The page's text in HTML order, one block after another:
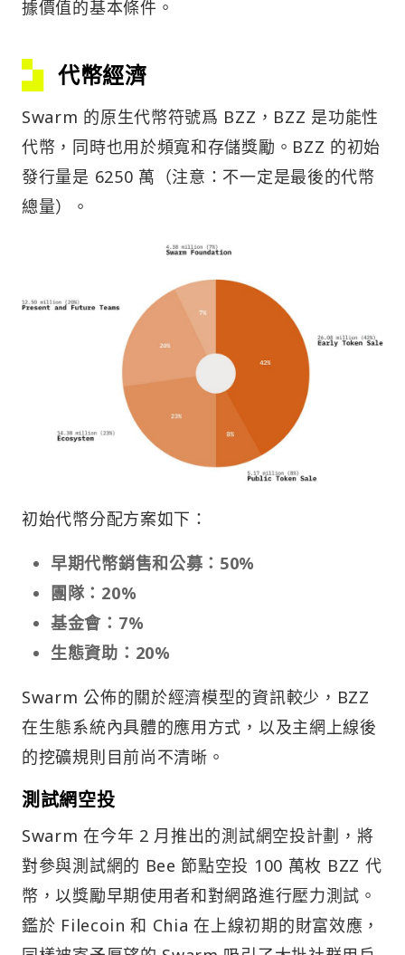
據價值的基本條件。
代幣經濟
Swarm 的原生代幣符號爲 BZZ，BZZ 是功能性
代幣，同時也用於頻寬和存儲獎勵。BZZ 的初始
發行量是 6250 萬（注意：不一定是最後的代幣
總量）。
初始代幣分配方案如下：
早期代幣銷售和公募：50%
團隊：20%
基金會：7%
生態資助：20%
Swarm 公佈的關於經濟模型的資訊較少，BZZ
在生態系統內具體的應用方式，以及主網上線後
的挖礦規則目前尚不清晰。
測試網空投
Swarm 在今年 2 月推出的測試網空投計劃，將
對參與測試網的 Bee 節點空投 100 萬枚 BZZ 代
幣，以獎勵早期使用者和對網路進行壓力測試。
鑑於 Filecoin 和 Chia 在上線初期的財富效應，